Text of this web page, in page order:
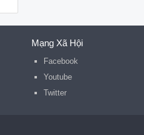
Mạng Xã Hội
Facebook
Youtube
Twitter